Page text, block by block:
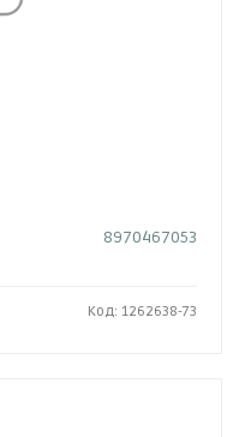
8970467053
Код: 1262638-73